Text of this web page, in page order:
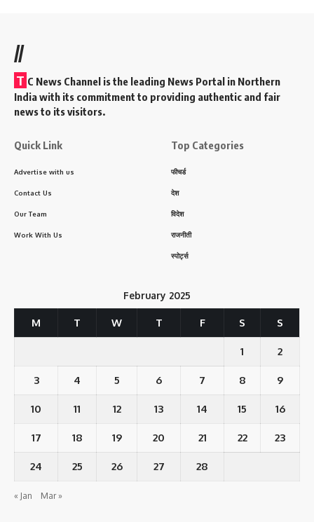
//
T C News Channel is the leading News Portal in Northern
India with its commitment to providing authentic and fair
news to its visitors.
Quick Link
Advertise with us
Contact Us
Our Team
Work With Us
Top Categories
फीचर्ड
देश
विदेश
राजनीती
स्पोर्ट्स
February 2025
M T W T F S S
1 2
3 4 5 6 7 8 9
10 11 12 13 14 15 16
17 18 19 20 21 22 23
24 25 26 27 28
« Jan Mar »